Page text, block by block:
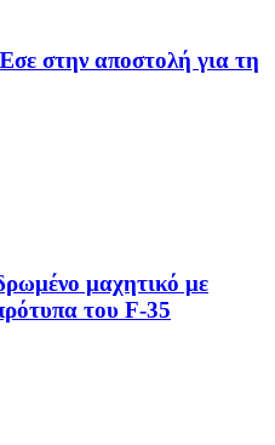
στην αποστολή για τη
μαχητικό με
του F-35